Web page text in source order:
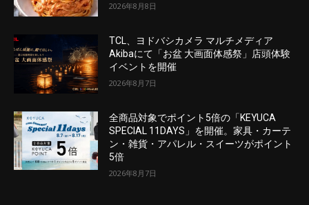
2026年8月8日
TCL、ヨドバシカメラ マルチメディア
Akibaにて「お盆 大画面体感祭」店頭体験
イベントを開催
2026年8月7日
全商品対象でポイント5倍の「KEYUCA
SPECIAL 11DAYS」を開催。家具・カーテ
ン・雑貨・アパレル・スイーツがポイント
5倍
2026年8月7日